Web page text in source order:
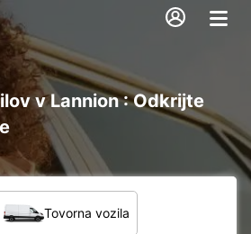
v Lannion : Odkrijte
Tovorna vozila